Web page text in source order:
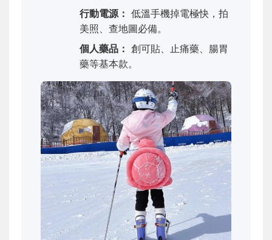
行動電源： 低溫手機掉電極快，拍
美照、查地圖必備。
個人藥品： 創可貼、止痛藥、腸胃
藥等基本款。